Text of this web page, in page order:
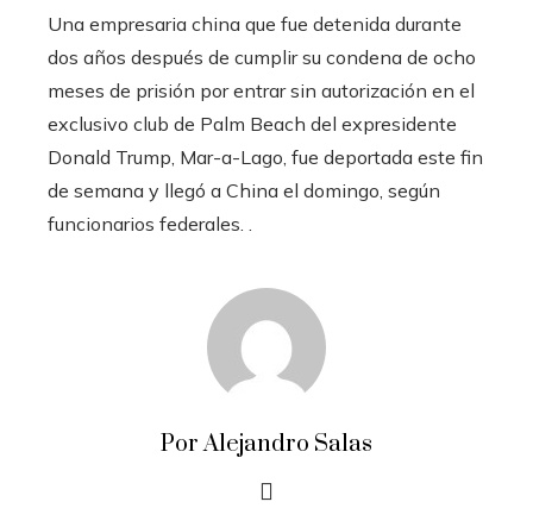
Una empresaria china que fue detenida durante
dos años después de cumplir su condena de ocho
meses de prisión por entrar sin autorización en el
exclusivo club de Palm Beach del expresidente
Donald Trump, Mar-a-Lago, fue deportada este fin
de semana y llegó a China el domingo, según
funcionarios federales. .
Por Alejandro Salas